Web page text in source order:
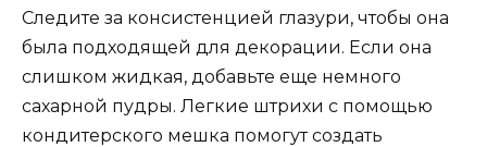
Следите за консистенцией глазури, чтобы она
была подходящей для декорации. Если она
слишком жидкая, добавьте еще немного
сахарной пудры. Легкие штрихи с помощью
кондитерского мешка помогут создать